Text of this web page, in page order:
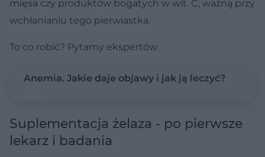
mięsa czy produktów bogatych w wit. C, ważną przy
wchłanianiu tego pierwiastka.
To co robić? Pytamy ekspertów.
Anemia. Jakie daje objawy i jak ją leczyć?
Suplementacja żelaza - po pierwsze
lekarz i badania